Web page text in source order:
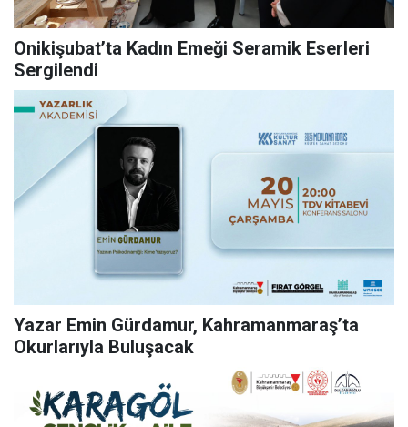
Onikişubat’ta Kadın Emeği Seramik Eserleri
Sergilendi
Yazar Emin Gürdamur, Kahramanmaraş’ta
Okurlarıyla Buluşacak